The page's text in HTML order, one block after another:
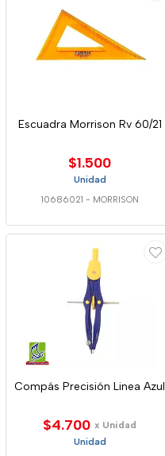
Escuadra Morrison Rv 60/21
$1.500
Unidad
10686021 - MORRISON
Compás Precisión Linea Azul
$4.700 x Unidad
Unidad